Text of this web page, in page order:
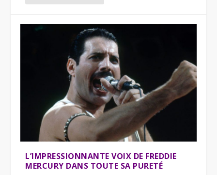
L’IMPRESSIONNANTE VOIX DE FREDDIE
MERCURY DANS TOUTE SA PURETÉ